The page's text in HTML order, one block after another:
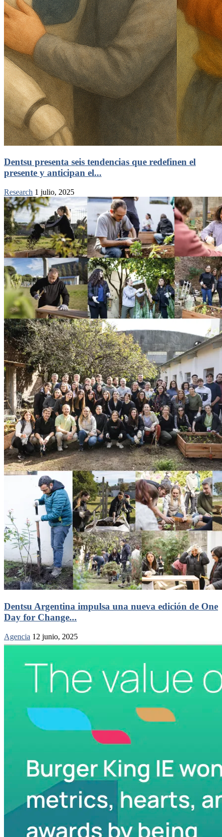
Dentsu presenta seis tendencias que redefinen el
presente y anticipan el...
Research 1 julio, 2025
Dentsu Argentina impulsa una nueva edición de One
Day for Change...
Agencia 12 junio, 2025